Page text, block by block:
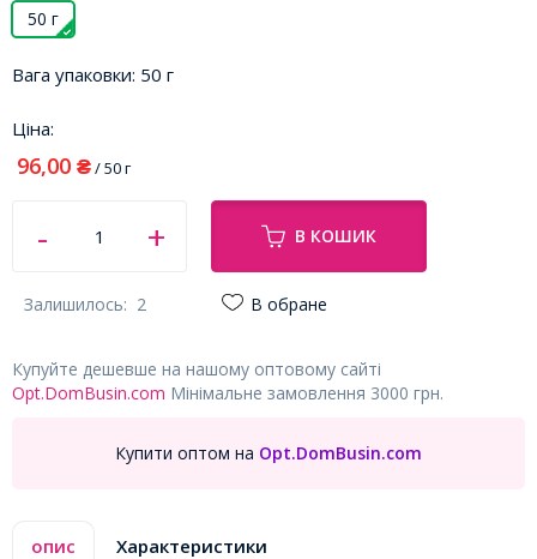
50 г
Вага упаковки: 50 г
Ціна:
96,00 ₴/ 50 г
В КОШИК
Залишилось: 2 В обране
Купуйте дешевше на нашому оптовому сайті
Opt.DomBusin.com Мінімальне замовлення 3000 грн.
Купити оптом на Opt.DomBusin.com
опис Характеристики